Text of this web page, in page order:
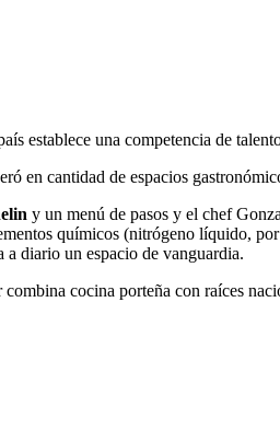
establece una competencia de
en cantidad de espacios
y un menú de pasos y el chef
químicos (nitrógeno líquido,
diario un espacio de vanguardia.
cocina porteña con raíces